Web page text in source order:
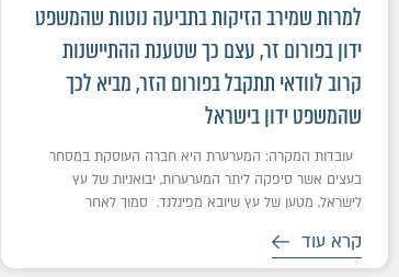
למרות שמירב הזיקות בתביעה נוטות שהמשפט
ידון בפורום זר, עצם כך שטענת ההתיישנות
קרוב לוודאי תתקבל בפורום הזר, מביא לכך
שהמשפט ידון בישראל
עובדות המקרה: המערערת היא חברה העוסקת במסחר
בעצים אשר סיפקה ליתר המערערות, יבואניות של עץ
לישראל, מטען של עץ שיובא מפינלנד. סמוך לאחר
קרא עוד